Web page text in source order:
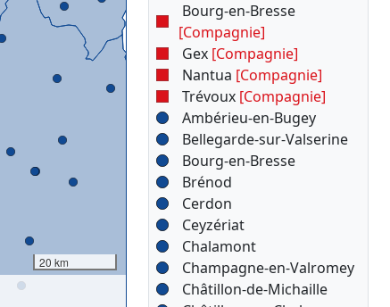
20 km
Bourg-en-Bresse
[Compagnie]
Gex [Compagnie]
Nantua [Compagnie]
Trévoux [Compagnie]
Ambérieu-en-Bugey
Bellegarde-sur-Valserine
Bourg-en-Bresse
Brénod
Cerdon
Ceyzériat
Chalamont
Champagne-en-Valromey
Châtillon-de-Michaille